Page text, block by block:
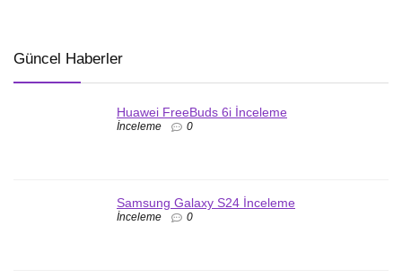
Güncel Haberler
Huawei FreeBuds 6i İnceleme
İnceleme 0
Samsung Galaxy S24 İnceleme
İnceleme 0